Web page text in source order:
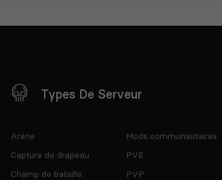
Types De Serveur
Arene
Capture de drapeau
Champ de bataille
Mods communautaires
PVE
PVP